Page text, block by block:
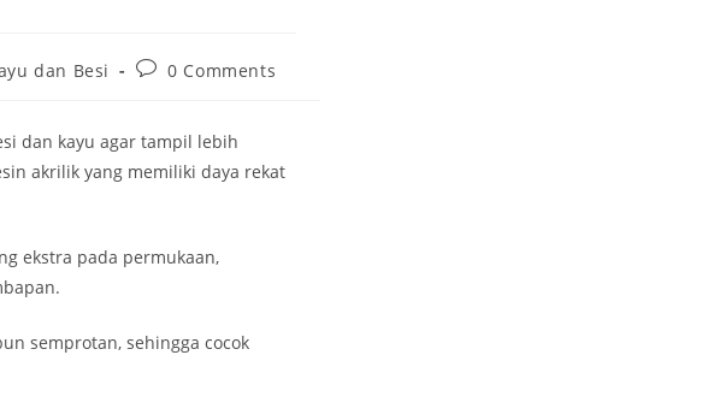
dan Besi
Post0 Comments
dan kayu agar tampil lebih
akrilik yang memiliki daya rekat
ekstra pada permukaan,
semprotan, sehingga cocok